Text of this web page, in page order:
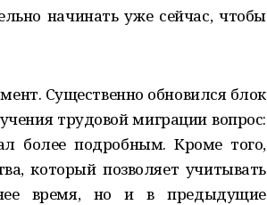
начинать уже сейчас, чтобы
Существенно обновился блок
трудовой миграции вопрос:
более подробным. Кроме того,
который позволяет учитывать
время, но и в предыдущие